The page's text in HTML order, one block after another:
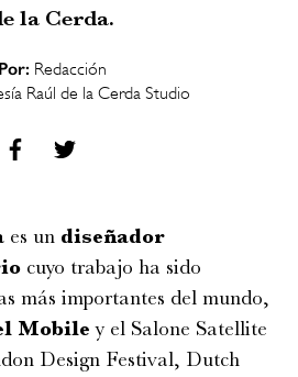
la Cerda.
Por: Redacción
Raúl de la Cerda Studio
es un diseñador
cuyo trabajo ha sido
más importantes del mundo,
Mobile y el Salone Satellite
Design Festival, Dutch